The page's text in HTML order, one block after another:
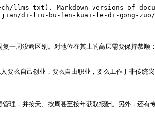
Markdown versions of
di-liu-bu-fen-kuai-le-di-gong-
一周没啥区别。对地位在其上的高层需要保持恭
要么自己创业，要么自由职业，要么工作于非传统
，并按天、按周甚至按年获取报酬。另外，还有